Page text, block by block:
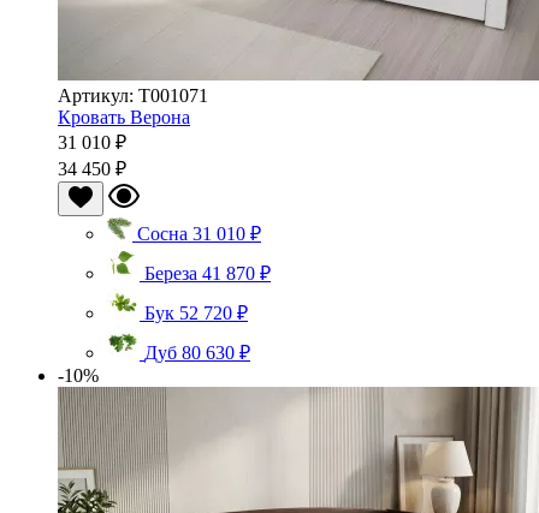
Артикул: Т001071
Кровать Верона
31 010 ₽
34 450 ₽
Сосна 31 010 ₽
Береза 41 870 ₽
Бук 52 720 ₽
Дуб 80 630 ₽
-10%